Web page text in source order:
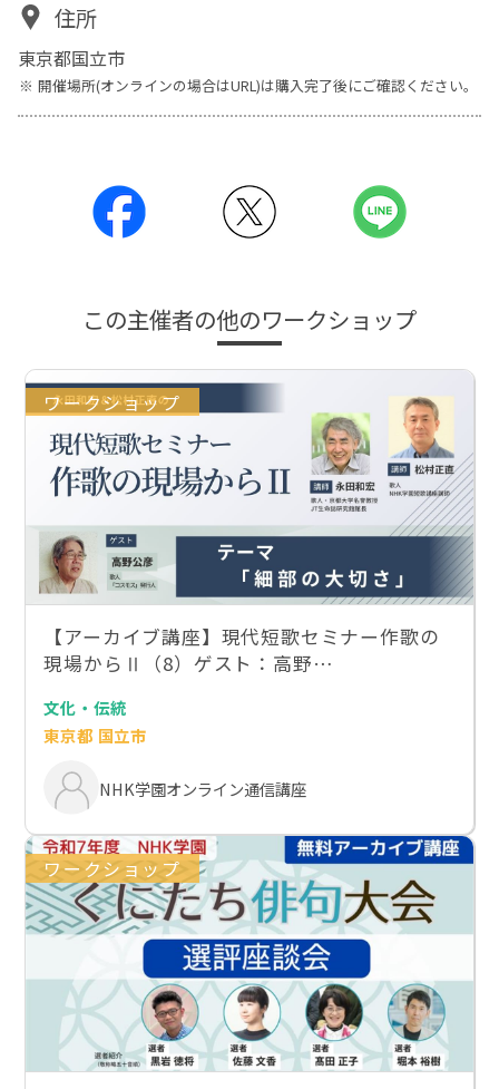
住所
東京都国立市
開催場所(オンラインの場合はURL)は購入完了後にご確認ください。
この主催者の他のワークショップ
ワークショップ
【アーカイブ講座】現代短歌セミナー作歌の
現場からⅡ（8）ゲスト：高野…
文化・伝統
東京都 国立市
NHK学園オンライン通信講座
ワークショップ